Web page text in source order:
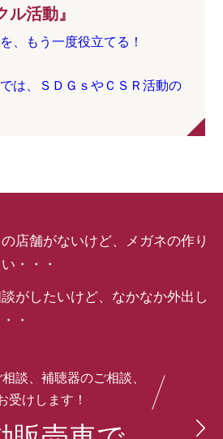
ル活動』
、もう一度役立てる！
は、ＳＤＧｓやＣＳＲ活動の
店舗がないけど、メガネの作り
・・・
がしたいけど、 なかなか外出し
・
談、補聴器のご相談、
受けします！